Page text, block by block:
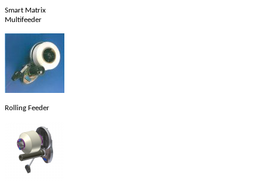
Smart Matrix
Multifeeder
Rolling Feeder